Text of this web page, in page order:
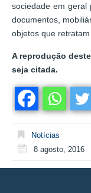
sociedade em geral
documentos,
objetos que
A reprodução
seja citada.
Notícias
8 agosto, 2016